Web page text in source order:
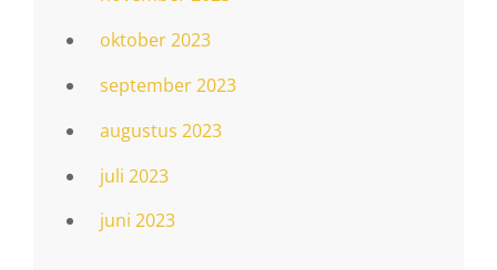
oktober 2023
september 2023
augustus 2023
juli 2023
juni 2023